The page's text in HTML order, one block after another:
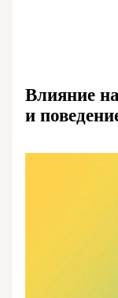
Влияние
и